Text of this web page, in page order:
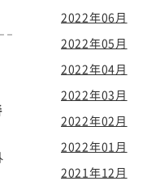
2022年06月
2022年05月
2022年04月
2022年03月
2022年02月
2022年01月
2021年12月